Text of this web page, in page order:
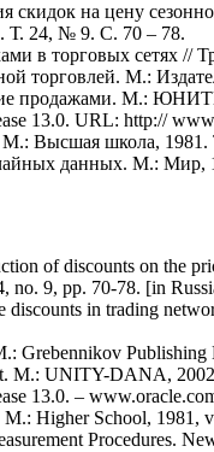
на цену
Т. 24, № 9. С. 70 – 78.
в торговых сетях
торговлей. М.:
продажами. М.:
13.0. URL: http://
М.: Высшая школа, 1981.
данных. М.: Мир,
of discounts on the
no. 9, pp. 70-78. [in
in trading
Grebennikov Publishing
M.: UNITY-DANA,
13.0. –
Higher School, 1981,
Procedures.